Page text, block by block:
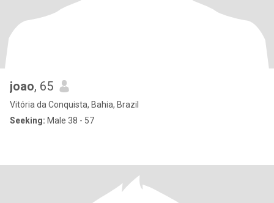
joao, 65
Vitória da Conquista, Bahia, Brazil
Seeking: Male 38 - 57